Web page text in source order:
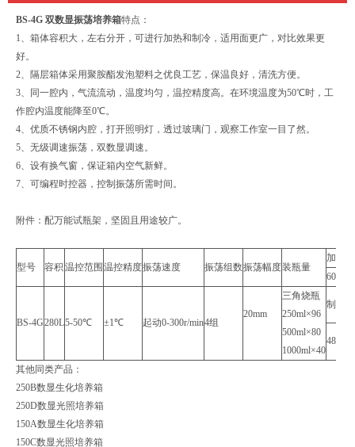
BS-4G 双数显振荡培养箱特点：
1、箱体容积大，左右分开，可进行加热和制冷，适用面更广，对比效果更
好。
2、隔层箱体采用聚胺酯发泡塑料之优良工艺，保温良好，清洗方便。
3、同一腔内，气流流动，温度均匀，温控精度高。在环境温度为50℃时，工
作腔内温度能降至0℃。
4、优质不锈钢内腔，打开照明灯，透过玻璃门，观察工作室一目了然。
5、无级调速振荡，双数显调速。
6、设有换气窗，保证箱内空气新鲜。
7、可编程时控器，控制振荡所需时间。
附件：配万能试瓶架，坚固且用途较广。
型号 容积 温控范围温控精度振荡速度 振荡组数振荡幅度装瓶量
加热
600W
BS-4G280L5-50℃ ±1℃ 起动0-300r/min4组
20mm
三角烧瓶
250ml×96
500ml×80
1000ml×40
制冷
480W
其他同类产品：
250B数显生化培养箱
250D数显光照培养箱
150A数显生化培养箱
150C数显光照培养箱